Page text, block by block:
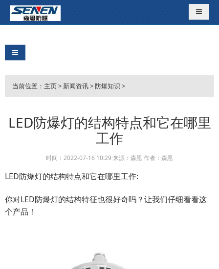
导航切
导航切换
当前位置： 主页> 新闻资讯>防爆知识 >
LED防爆灯的结构特点和它在哪里
工作
时间：2022-07-16 10:29 来源：森恩 作者：森恩
LED防爆灯的结构特点和它在哪里工作:
你对LED防爆灯的结构特征也很好奇吗？让我们仔细看看这
个产品！